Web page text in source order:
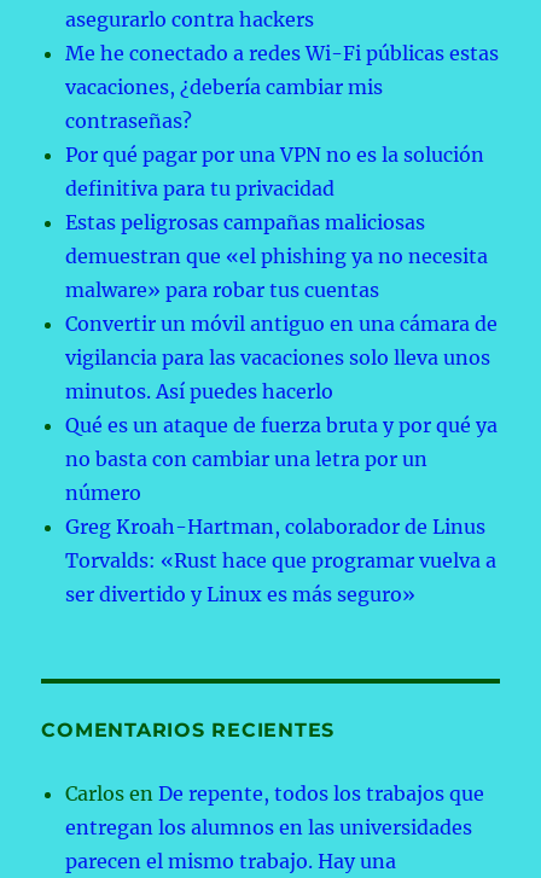
asegurarlo contra hackers
Me he conectado a redes Wi-Fi públicas estas
vacaciones, ¿debería cambiar mis
contraseñas?
Por qué pagar por una VPN no es la solución
definitiva para tu privacidad
Estas peligrosas campañas maliciosas
demuestran que «el phishing ya no necesita
malware» para robar tus cuentas
Convertir un móvil antiguo en una cámara de
vigilancia para las vacaciones solo lleva unos
minutos. Así puedes hacerlo
Qué es un ataque de fuerza bruta y por qué ya
no basta con cambiar una letra por un
número
Greg Kroah-Hartman, colaborador de Linus
Torvalds: «Rust hace que programar vuelva a
ser divertido y Linux es más seguro»
COMENTARIOS RECIENTES
Carlos enDe repente, todos los trabajos que
entregan los alumnos en las universidades
parecen el mismo trabajo. Hay una